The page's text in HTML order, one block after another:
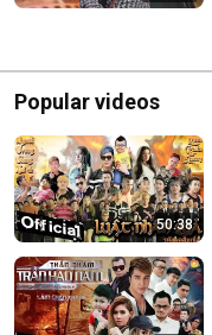
Popular videos
50:38